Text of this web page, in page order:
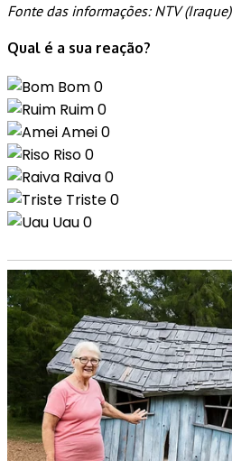
Fonte das informações: NTV (Iraque)
Qual é a sua reação?
Bom0
Ruim0
Amei0
Riso0
Raiva0
Triste0
Uau0